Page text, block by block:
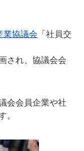
業協議会 「社員交
され、協議会会
会会員企業や社
。